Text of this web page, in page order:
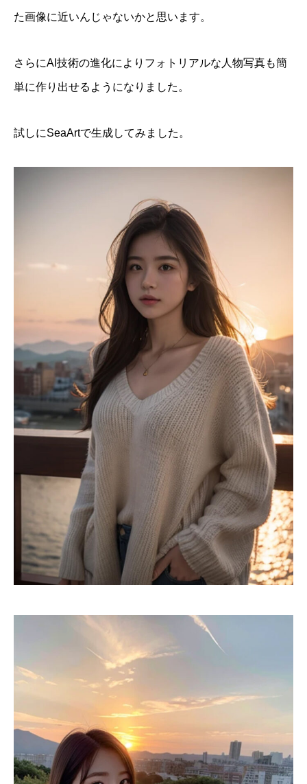
た画像に近いんじゃないかと思います。
さらにAI技術の進化によりフォトリアルな人物写真も簡
単に作り出せるようになりました。
試しにSeaArtで生成してみました。